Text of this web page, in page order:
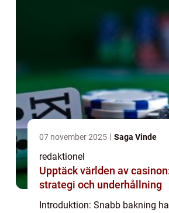
07 november 2025 Saga Vinde
redaktionel
Upptäck världen av
strategi och underhållning
Introduktion: Snabb bakning